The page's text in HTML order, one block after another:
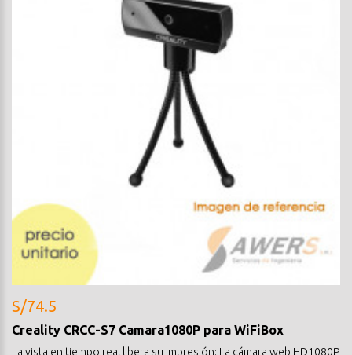
S/74.5
Creality CRCC-S7 Camara1080P para WiFiBox
La vista en tiempo real libera su impresión: La cámara web HD1080P